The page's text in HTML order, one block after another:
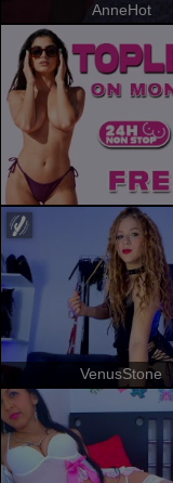
AnneHot
VenusStone